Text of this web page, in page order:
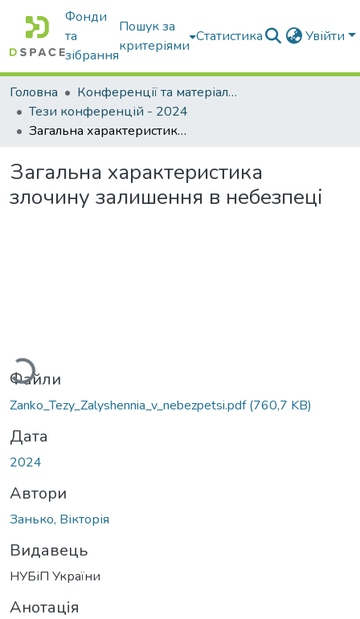
Фонди
та
зібрання
Пошук за
критеріями
Статистика Увійти
Головна
Конференції та матеріали конференцій
Тези конференцій - 2024
Загальна характеристика злочину залишення в небезпеці
Загальна характеристика
злочину залишення в небезпеці
Файли
Zanko_Tezy_Zalyshennia_v_nebezpetsi.pdf(760,7 KB)
Дата
2024
Автори
Занько, Вікторія
Видавець
НУБіП України
Анотація